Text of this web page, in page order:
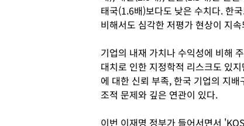
태국(1.6배)보다도 낮은 수치다. 한
비해서도 심각한 저평가 현상이 지
기업의 내재 가치나 수익성에 비해
대치로 인한 지정학적 리스크도 있
에 대한 신뢰 부족, 한국 기업의 지
조적 문제와 깊은 연관이 있다.
이번 이재명 정부가 들어서면서